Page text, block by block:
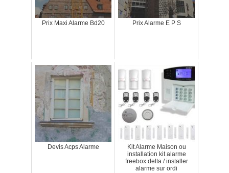
Prix Maxi Alarme Bd20 Prix Alarme E P S
Devis Acps Alarme
Kit Alarme Maison ou
installation kit alarme
freebox delta / installer
alarme sur ordi